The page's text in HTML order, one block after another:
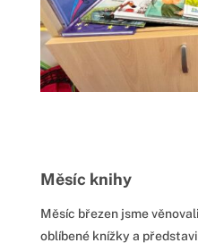
Měsíc knihy
Měsíc březen jsme
oblíbené knížky a